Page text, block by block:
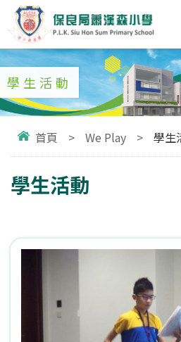
學生活動
首頁 > We Play > 學生
學生活動